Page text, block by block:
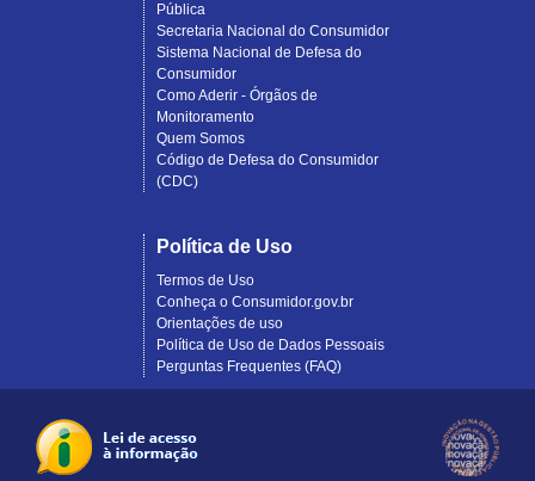
Pública
Secretaria Nacional do Consumidor
Sistema Nacional de Defesa do
Consumidor
Como Aderir - Órgãos de
Monitoramento
Quem Somos
Código de Defesa do Consumidor
(CDC)
Política de Uso
Termos de Uso
Conheça o Consumidor.gov.br
Orientações de uso
Política de Uso de Dados Pessoais
Perguntas Frequentes (FAQ)